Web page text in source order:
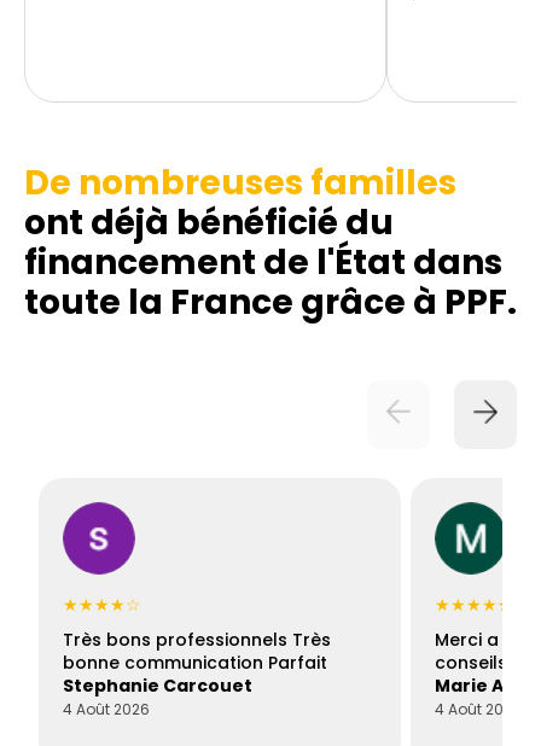
De nombreuses familles
ont déjà bénéficié du
financement de l'État dans
toute la France grâce à PPF.
★★★★☆
Très bons professionnels Très
bonne communication Parfait
Stephanie Carcouet
4 Août 2026
★★★★★
Merci a
conseils
Marie
4 Août 2026